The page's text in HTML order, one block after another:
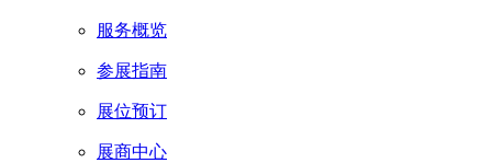
服务概览
参展指南
展位预订
展商中心